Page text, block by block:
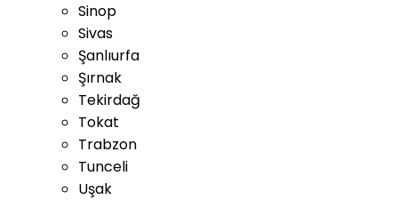
Sinop
Sivas
Şanlıurfa
Şırnak
Tekirdağ
Tokat
Trabzon
Tunceli
Uşak